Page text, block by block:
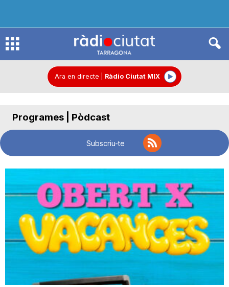
R
i
Ara en directe Ràdio Ciutat MIX
Programes | Pòdcast
Subscriu-te